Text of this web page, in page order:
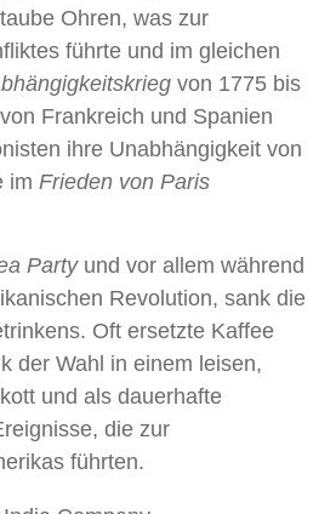
Ohren, was zur
führte und im gleichen
von 1775 bis
Frankreich und Spanien
ihre Unabhängigkeit von
im Frieden von Paris
Partyund vor allem während
Revolution, sank die
Oft ersetzte Kaffee
der Wahl in einem leisen,
und als dauerhafte
die zur
führten.